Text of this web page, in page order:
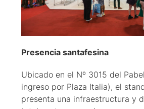
Presencia santafesina
Ubicado en el Nº 3015 del
ingreso por Plaza Italia), el
presenta una infraestructura y